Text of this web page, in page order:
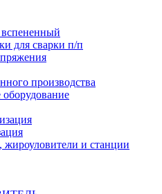
для сварки п/п
производства
и станции